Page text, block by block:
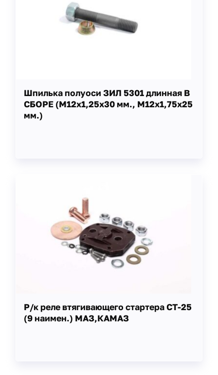
Шпилька полуоси ЗИЛ 5301 длинная В
СБОРЕ (М12х1,25х30 мм., М12х1,75х25
мм.)
Р/к реле втягивающего стартера СТ-25
(9 наимен.) МАЗ,КАМАЗ